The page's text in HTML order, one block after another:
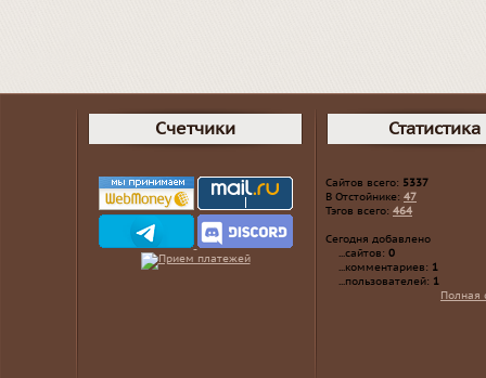
Счетчики Статистика
Сайтов всего: 5337
В Отстойнике: 47
Тэгов всего: 464
Сегодня добавлено
...сайтов: 0
...комментариев: 1
...пользователей: 1
Полная